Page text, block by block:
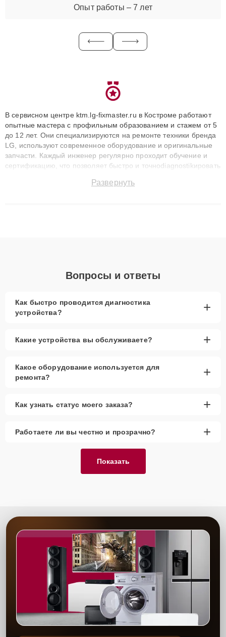
Опыт работы – 7 лет
В сервисном центре ktm.lg-fixmaster.ru в Костроме работают
опытные мастера с профильным образованием и стажем от 5
до 12 лет. Они специализируются на ремонте техники бренда
LG, используют современное оборудование и оригинальные
запчасти. Каждый инженер регулярно проходит обучение и
сертификацию, что позволяет быстро и точноdiagnostikировать
до 3 лет. Наши мастера решают сложные случаи: от замены
Развернуть
Вопросы и ответы
Как быстро проводится диагностика
устройства?
+
Какие устройства вы обслуживаете? +
Какое оборудование используется для
ремонта?
+
Как узнать статус моего заказа? +
Работаете ли вы честно и прозрачно? +
Показать